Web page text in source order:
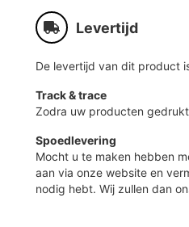
Levertijd
De levertijd van dit product
Track & trace
Zodra uw producten
Spoedlevering
Mocht u te maken hebben
aan via onze website en
nodig hebt. Wij zullen dan